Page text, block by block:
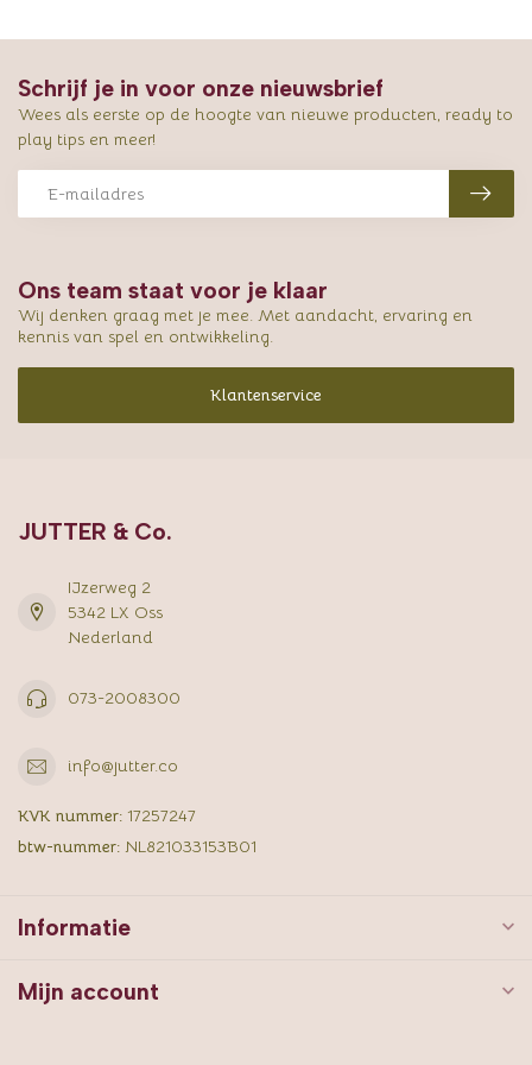
Ons team staat voor je klaar
Wij denken graag met je mee. Met aandacht, ervaring en
kennis van spel en ontwikkeling.
Klantenservice
Schrijf je in voor onze nieuwsbrief
Wees als eerste op de hoogte van nieuwe producten, ready to
play tips en meer!
JUTTER & Co.
IJzerweg 2
5342 LX Oss
Nederland
073-2008300
info@jutter.co
KVK nummer: 17257247
btw-nummer: NL821033153B01
Informatie
Mijn account